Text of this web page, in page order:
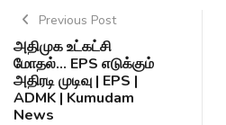
Previous Post
அதிமுக உட்கட்சி
மோதல்... EPS எடுக்கும்
அதிரடி முடிவு | EPS |
ADMK | Kumudam
News